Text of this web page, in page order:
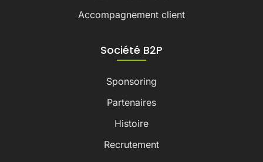
Accompagnement client
Société B2P
Sponsoring
Partenaires
Histoire
Recrutement